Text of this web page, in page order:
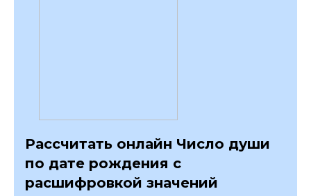
Рассчитать онлайн Число души
по дате рождения с
расшифровкой значений